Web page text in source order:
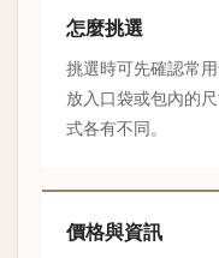
怎麼挑選
挑選時可先確認常
放入口袋或包內的
式各有不同。
價格與資訊